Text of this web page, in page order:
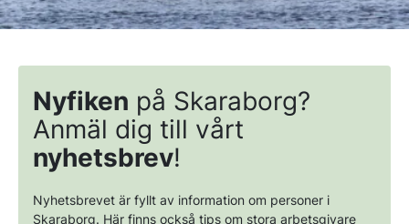
Nyfiken på Skaraborg?
Anmäl dig till vårt
nyhetsbrev!
Nyhetsbrevet är fyllt av information om personer i
Skaraborg. Här finns också tips om stora arbetsgivare